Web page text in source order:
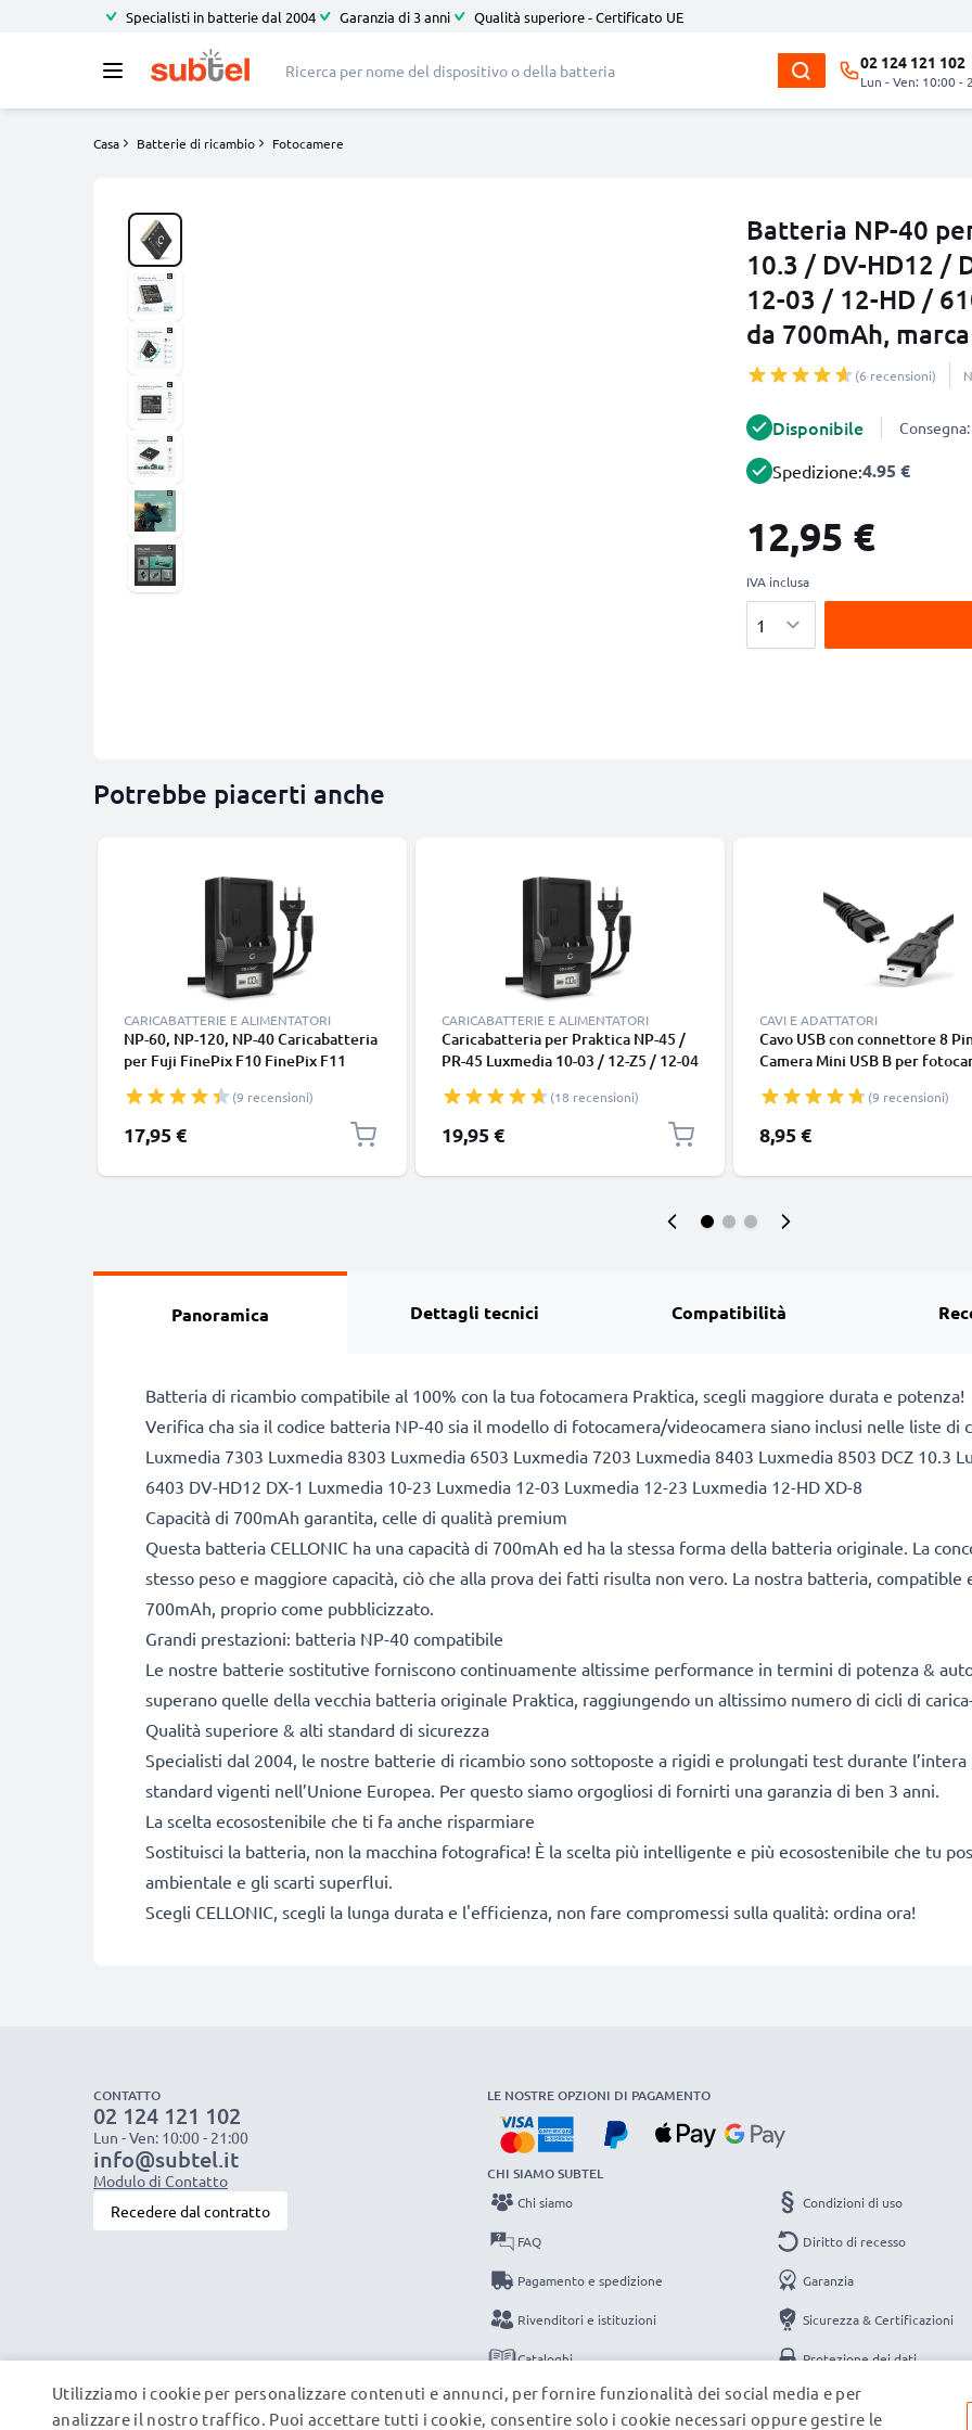
Specialisti in batterie dal 2004 Garanzia di 3 anni Qualità superiore - Certificato UE
02 124 121 102
Lun - Ven: 10:00 -
Casa Batterie di ricambio Fotocamere
Batteria NP-40
10.3 / DV-HD12 /
12-03 / 12-HD /
da 700mAh,
(6 recensioni)
Disponibile
Spedizione:4.95 €
12,95 €
IVA inclusa
Potrebbe piacerti anche
CARICABATTERIE E ALIMENTATORI
NP-60, NP-120, NP-40 Caricabatteria
per Fuji FinePix F10 FinePix F11
F601 FinePix M603 Batterie per
fotocamera marca CELLONIC
(9 recensioni)
17,95 €
CARICABATTERIE E ALIMENTATORI
Caricabatteria per Praktica NP-45 /
PR-45 Luxmedia 10-03 / 12-Z5 / 12-04
Batterie per fotocamera marca
CELLONIC
(18 recensioni)
19,95 €
CAVI E ADATTATORI
Cavo USB con connettore 8
Camera Mini USB B per
14-Z51 14-04, 12-03 12-Z5, 18-
Filo lungo 1.5m ricarica
in piacevole PVC nero
(9 recensioni)
8,95 €
Panoramica Dettagli tecnici Compatibilità
Batteria di ricambio compatibile al 100% con la tua fotocamera Praktica, scegli maggiore durata e potenza!
Verifica cha sia il codice batteria NP-40 sia il modello di fotocamera/videocamera siano inclusi nelle liste di
Luxmedia 7303 Luxmedia 8303 Luxmedia 6503 Luxmedia 7203 Luxmedia 8403 Luxmedia 8503 DCZ 10.3
6403 DV-HD12 DX-1 Luxmedia 10-23 Luxmedia 12-03 Luxmedia 12-23 Luxmedia 12-HD XD-8
Capacità di 700mAh garantita, celle di qualità premium
Questa batteria CELLONIC ha una capacità di 700mAh ed ha la stessa forma della batteria originale. La
stesso peso e maggiore capacità, ciò che alla prova dei fatti risulta non vero. La nostra batteria, compatible
700mAh, proprio come pubblicizzato.
Grandi prestazioni: batteria NP-40 compatibile
Le nostre batterie sostitutive forniscono continuamente altissime performance in termini di potenza &
superano quelle della vecchia batteria originale Praktica, raggiungendo un altissimo numero di cicli di
Qualità superiore & alti standard di sicurezza
Specialisti dal 2004, le nostre batterie di ricambio sono sottoposte a rigidi e prolungati test durante
standard vigenti nell’Unione Europea. Per questo siamo orgogliosi di fornirti una garanzia di ben 3 anni.
La scelta ecosostenibile che ti fa anche risparmiare
Sostituisci la batteria, non la macchina fotografica! È la scelta più intelligente e più ecosostenibile che tu
ambientale e gli scarti superflui.
Scegli CELLONIC, scegli la lunga durata e l'efficienza, non fare compromessi sulla qualità: ordina ora!
CONTATTO
02 124 121 102
Lun - Ven: 10:00 - 21:00
info@subtel.it
Modulo di Contatto
Recedere dal contratto
LE NOSTRE OPZIONI DI PAGAMENTO
CHI SIAMO SUBTEL
Chi siamo
FAQ
Pagamento e spedizione
Rivenditori e istituzioni
Cataloghi
Contatti
Condizioni di uso
Diritto di recesso
Garanzia
Sicurezza & Certificazioni
Protezione dei dati
Note legali
Utilizziamo i cookie per personalizzare contenuti e annunci, per fornire funzionalità dei social media e per
analizzare il nostro traffico. Puoi accettare tutti i cookie, consentire solo i cookie necessari oppure gestire le